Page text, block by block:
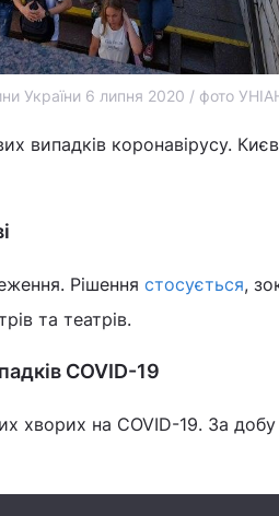
України 6 липня 2020 / фото
випадків коронавірусу.
Рішення стосується,
та театрів.
COVID-19
хворих на COVID-19. За